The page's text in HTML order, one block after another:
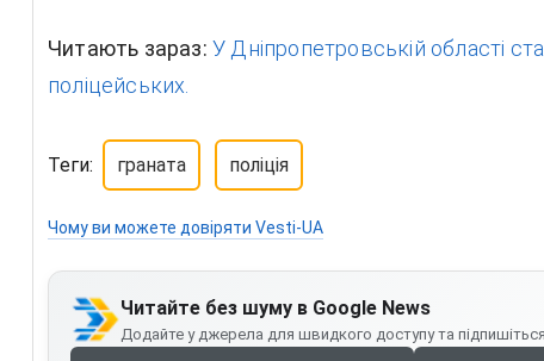
Читають зараз: У Дніпропетровській області
поліцейських.
Теги: граната поліція
Чому ви можете довіряти Vesti-UA
Читайте без шуму в Google News
Додайте у джерела для швидкого доступу та